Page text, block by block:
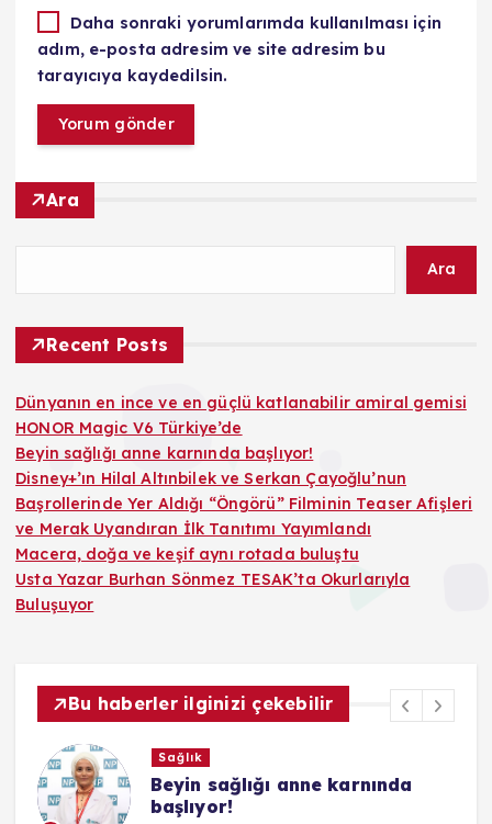
Daha sonraki yorumlarımda kullanılması için
adım, e-posta adresim ve site adresim bu
tarayıcıya kaydedilsin.
Ara
Ara
Recent Posts
Dünyanın en ince ve en güçlü katlanabilir amiral gemisi
HONOR Magic V6 Türkiye’de
Beyin sağlığı anne karnında başlıyor!
Disney+’ın Hilal Altınbilek ve Serkan Çayoğlu’nun
Başrollerinde Yer Aldığı “Öngörü” Filminin Teaser Afişleri
ve Merak Uyandıran İlk Tanıtımı Yayımlandı
Macera, doğa ve keşif aynı rotada buluştu
Usta Yazar Burhan Sönmez TESAK’ta Okurlarıyla
Buluşuyor
Bu haberler ilginizi çekebilir
Sağlık
Beyin sağlığı anne karnında
başlıyor!